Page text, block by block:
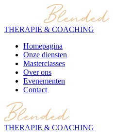
THERAPIE & COACHING
Homepagina
Onze diensten
Masterclasses
Over ons
Evenementen
Contact
THERAPIE & COACHING